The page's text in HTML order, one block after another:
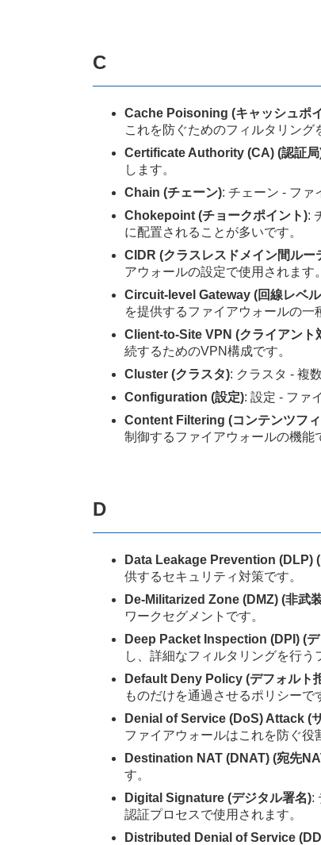
C
Cache Poisoning (キャッシュポ
これを防ぐためのフィルタリング
Certificate Authority (CA) (認証局
します。
Chain (チェーン): チェーン - ファ
Chokepoint (チョークポイント):
に配置されることが多いです。
CIDR (クラスレスドメイン間ルー
アウォールの設定で使用されます。
Circuit-level Gateway (回線レベ
を提供するファイアウォールの一
Client-to-Site VPN (クライアント
続するためのVPN構成です。
Cluster (クラスタ): クラスタ - 複
Configuration (設定): 設定 - ファ
Content Filtering (コンテンツフ
制御するファイアウォールの機能
D
Data Leakage Prevention (DLP)
供するセキュリティ対策です。
De-Militarized Zone (DMZ) (非武
ワークセグメントです。
Deep Packet Inspection (DPI) (
し、詳細なフィルタリングを行う
Default Deny Policy (デフォルト
ものだけを通過させるポリシーで
Denial of Service (DoS) Attack (
ファイアウォールはこれを防ぐ役
Destination NAT (DNAT) (宛先
す。
Digital Signature (デジタル署名):
認証プロセスで使用されます。
Distributed Denial of Service